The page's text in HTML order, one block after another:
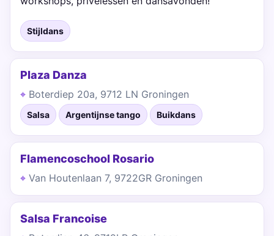
Stijldans
Plaza Danza
Boterdiep 20a, 9712 LN Groningen
Salsa Argentijnse tango Buikdans
Flamencoschool Rosario
Van Houtenlaan 7, 9722GR Groningen
Salsa Francoise